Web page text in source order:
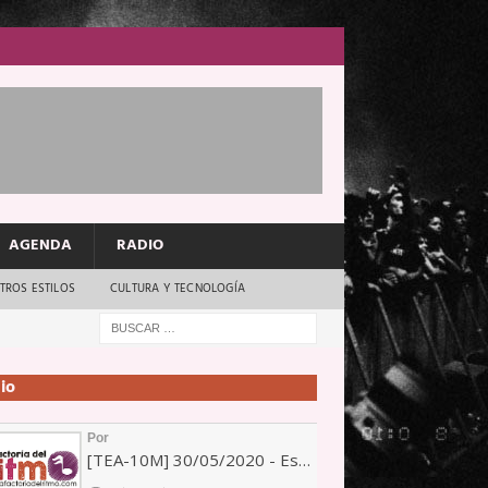
AGENDA RADIO
ESTILOS CULTURA Y TECNOLOGÍA